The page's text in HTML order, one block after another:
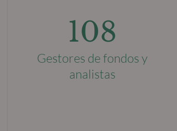
108
Gestores de fondos y
analistas